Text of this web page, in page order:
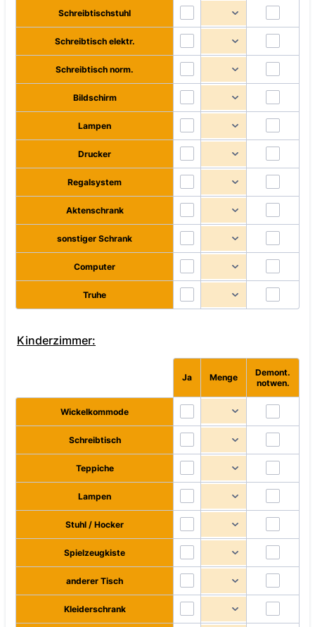
Schreibtischstuhl
Schreibtisch elektr.
Schreibtisch norm.
Bildschirm
Lampen
Drucker
Regalsystem
Aktenschrank
sonstiger Schrank
Computer
Truhe
Kinderzimmer:
Ja Menge
Demont.
notwen.
Wickelkommode
Schreibtisch
Teppiche
Lampen
Stuhl / Hocker
Spielzeugkiste
anderer Tisch
Kleiderschrank